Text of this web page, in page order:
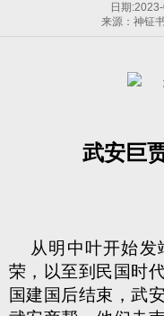
日期:
来源：神钲
武安巨
从明中叶开始
荣，以至到民国时
国建国后结束，武